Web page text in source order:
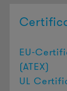
EU-
(ATEX)
UL